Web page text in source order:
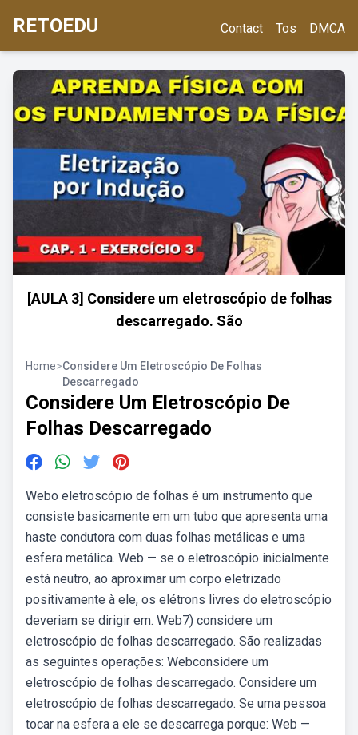
RETOEDU Contact Tos DMCA
[AULA 3] Considere um eletroscópio de folhas
descarregado. São
Home>Considere Um Eletroscópio De Folhas
Descarregado
Considere Um Eletroscópio De
Folhas Descarregado
Webo eletroscópio de folhas é um instrumento que
consiste basicamente em um tubo que apresenta uma
haste condutora com duas folhas metálicas e uma
esfera metálica. Web — se o eletroscópio inicialmente
está neutro, ao aproximar um corpo eletrizado
positivamente à ele, os elétrons livres do eletroscópio
deveriam se dirigir em. Web7) considere um
eletroscópio de folhas descarregado. São realizadas
as seguintes operações: Webconsidere um
eletroscópio de folhas descarregado. Considere um
eletroscópio de folhas descarregado. Se uma pessoa
tocar na esfera a ele se descarrega porque: Web —